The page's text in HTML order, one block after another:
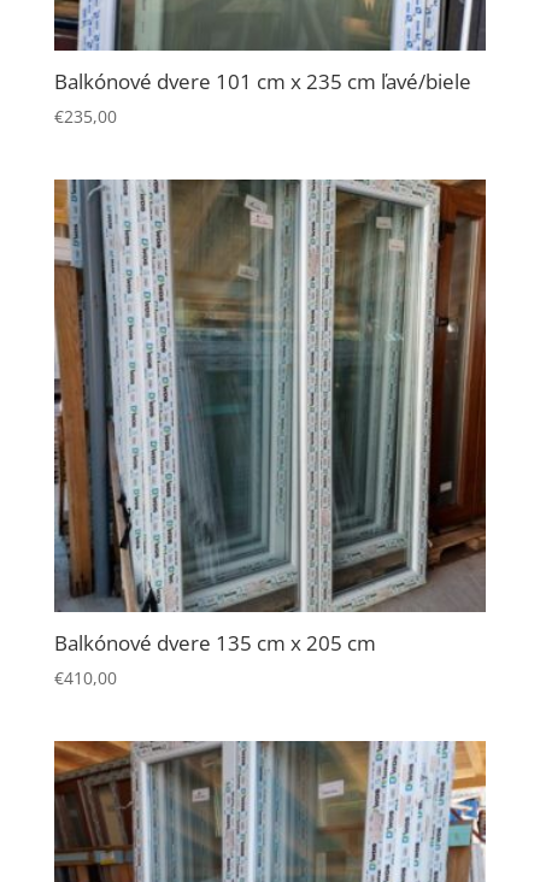
Balkónové dvere 101 cm x 235 cm ľavé/biele
€235,00
Balkónové dvere 135 cm x 205 cm
€410,00
štruktúru
webovej
stránky na
webovej
stránky.
Používateľská
spokojnosť
Aby naša
stránka počas
vašej návštevy
fungovala čo
najlepšie. Ak
tieto súbory
cookie
odmietnete,
niektoré
funkcie z
webovej
stránky zmiznú.
Marketing
Zdieľaním
svojich záujmov
a správania
počas návštevy